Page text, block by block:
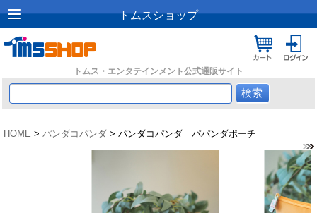
トムスショップ
トムス・エンタテインメント公式通販サイト
HOME > パンダコパンダ > パンダコパンダ パパンダポーチ